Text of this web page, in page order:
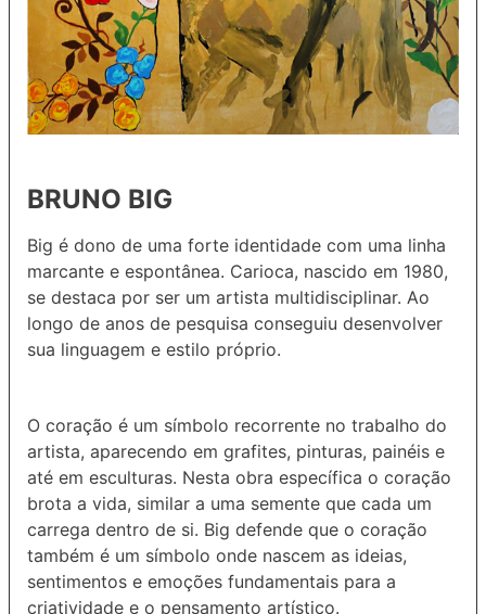
BRUNO BIG
Big é dono de uma forte identidade com uma linha
marcante e espontânea. Carioca, nascido em 1980,
se destaca por ser um artista multidisciplinar. Ao
longo de anos de pesquisa conseguiu desenvolver
sua linguagem e estilo próprio.
O coração é um símbolo recorrente no trabalho do
artista, aparecendo em grafites, pinturas, painéis e
até em esculturas. Nesta obra específica o coração
brota a vida, similar a uma semente que cada um
carrega dentro de si. Big defende que o coração
também é um símbolo onde nascem as ideias,
sentimentos e emoções fundamentais para a
criatividade e o pensamento artístico.